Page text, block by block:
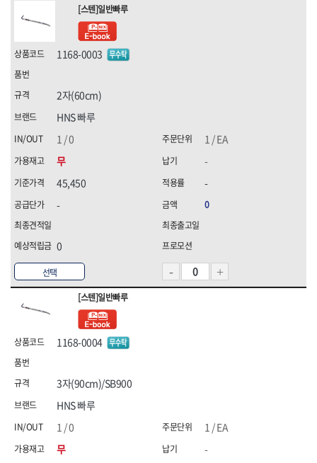
선택
[스텐]일반빠루
1168-0003
HNS 빠루
1 / EA
무
45,450
-
0
2자(60cm)
1 / 0
-
-
0
[스텐]일반빠루
1168-0004
HNS 빠루
1 / EA
무
3자(90cm)/SB900
1 / 0
-